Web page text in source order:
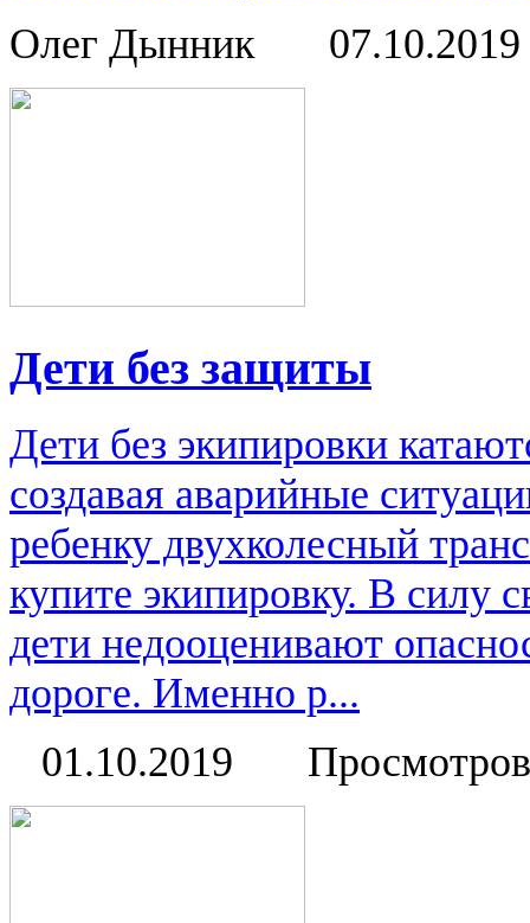
Олег Дынник
07.10.2019
Дети без защиты
Дети без экипировки
создавая аварийные
ребенку двухколесный
купите экипировку. В силу
дети недооценивают
дороге. Именно р...
01.10.2019